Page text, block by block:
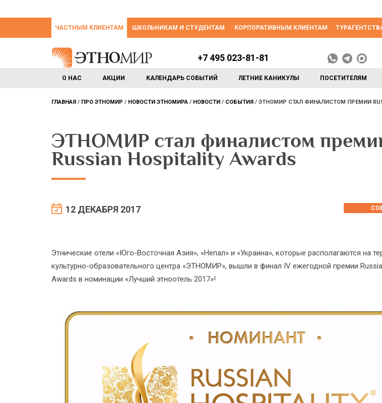
ЧАСТНЫМ КЛИЕНТАМ ШКОЛЬНИКАМ И СТУДЕНТАМ КОРПОРАТИВНЫМ КЛИЕНТАМ
О НАС АКЦИИ КАЛЕНДАРЬ СОБЫТИЙ ЛЕТНИЕ КАНИКУЛЫ ПОСЕТИТЕЛЯМ
+7 495 023-81-81
ГЛАВНАЯ ПРО ЭТНОМИР НОВОСТИ ЭТНОМИРА НОВОСТИ СОБЫТИЯ ЭТНОМИР СТАЛ ФИНАЛИСТОМ ПРЕМИИ
ЭТНОМИР стал финалистом
Russian Hospitality Awards
12 ДЕКАБРЯ 2017
Этнические отели «Юго-Восточная Азия», «Непал» и «Украина», которые располагаются на
культурно-образовательного центра «ЭТНОМИР», вышли в финал IV ежегодной премии
Awards в номинации «Лучший этноотель 2017»!